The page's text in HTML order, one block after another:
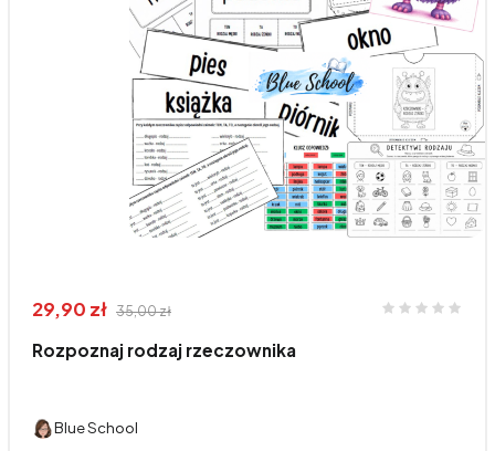
29,90 zł 35,00 zł
Rozpoznaj rodzaj rzeczownika
Blue School